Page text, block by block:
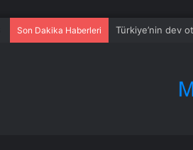
Son Dakika Haberleri Türkiye’nin dev